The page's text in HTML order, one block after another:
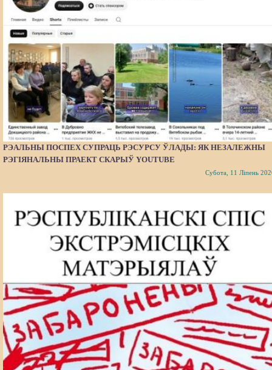
РЭАЛЬНЫ ПОСПЕХ СУПРАЦЬ РЭСУРСУ ЎЛАДЫ: ЯК НЕЗАЛЕЖНЫ
РЭГІЯНАЛЬНЫ ПРАЕКТ СКАРЫЎ YOUTUBE
Субота, 11 Ліпень